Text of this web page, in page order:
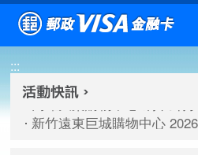
跳到主要內容區塊
:::
高雄大樂購物中心 刷卡郵
臺北三創生活 有點東西第2
高雄大樂購物中心 刷卡郵
新竹遠東巨城購物中心